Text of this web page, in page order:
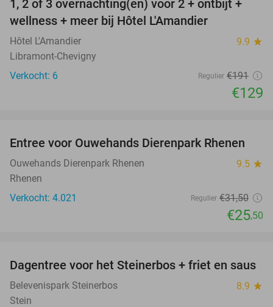
32%
TODAY
1, 2 of 3 overnachting(en) voor 2 + ontbijt +
wellness + meer bij Hôtel L'Amandier
Hôtel L'Amandier 9.9 star
Libramont-Chevigny
Verkocht: 6
Regulier €191
€129
19%
Entree voor Ouwehands Dierenpark Rhenen
Ouwehands Dierenpark Rhenen 9.5 star
Rhenen
Verkocht: 4.021
Regulier €31,50
€25,50
37%
Dagentree voor het Steinerbos + friet en saus
Belevenispark Steinerbos 8.9 star
Stein